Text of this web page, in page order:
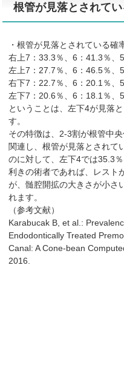
根管が見落とされて
・根管が見落とされている確
右上7：33.3％、6：41.3％、
左上7：27.7％、6：46.5％、
右下7：22.7％、6：20.1％、
左下7：20.6％、6：18.1％、
ということは、左下4が見落
す。
その特徴は、2-3割が根管中
関連し、根管が見落とされて
のに対して、左下4では35.3
利きの術者であれば、レスト
が、髄腔開拡の大きさが小さ
れます。
（参考文献）
Karabucak B, et al.:
Endodontically Treated
Canal: A Cone-bean
2016.